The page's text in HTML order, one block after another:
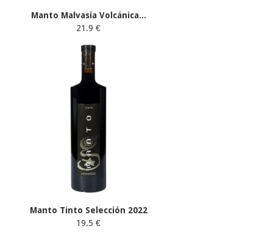
Manto Malvasía Volcánica...
21.9 €
Manto Tinto Selección 2022
19.5 €